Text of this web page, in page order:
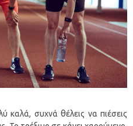
καλά, συχνά θέλεις να πιέσεις